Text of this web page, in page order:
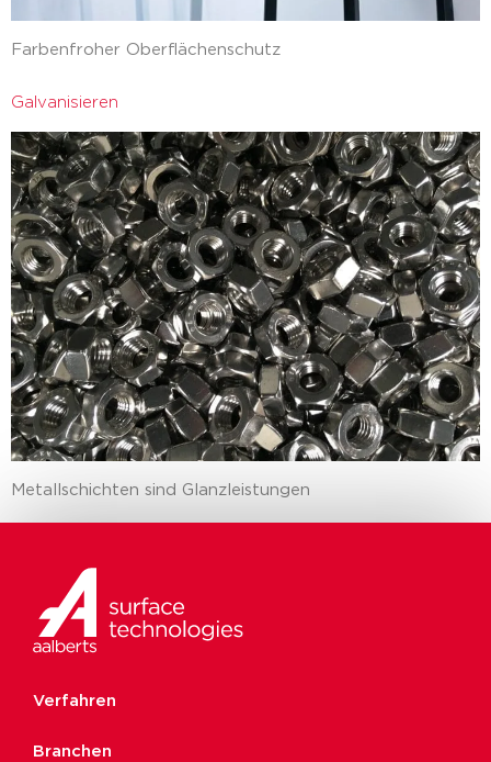
Farbenfroher Oberflächenschutz
Galvanisieren
Metallschichten sind Glanzleistungen
Verfahren
Branchen